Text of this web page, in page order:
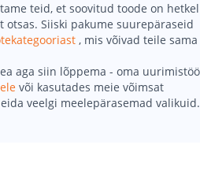
teid, et soovitud toode on
Siiski pakume suurepäraseid
, mis võivad teile
aga siin lõppema - oma
või kasutades meie võimsat
veelgi meelepärasemad